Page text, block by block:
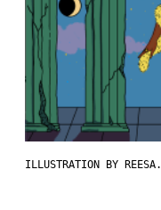
ILLUSTRATION BY REESA.